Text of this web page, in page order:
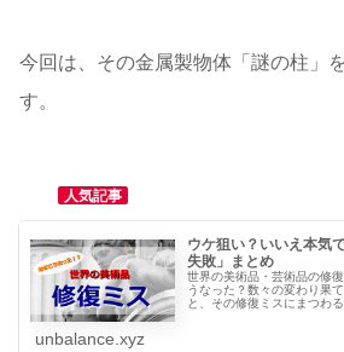
今回は、その金属製物体「謎の柱」
す。
人気記事
ウケ狙い？いいえ本気
失敗」まとめ
世界の美術品・芸術品の修
うなった？数々の変わり果
と、その修復ミスにまつわ
unbalance.xyz